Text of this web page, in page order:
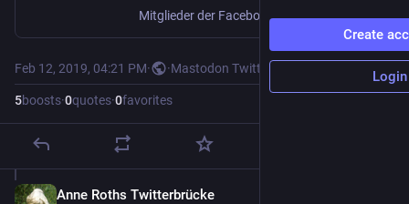
Mitglieder der Facebook-Gruppe La Ligue du LOL gingen jahrelang gezielt im Netz gegen Frauen vor. Dabei nutzen sie die Gruppe, um ihre Angriffe zu koordinieren.
Feb 12, 2019, 04:21 PM· ·Mastodon Twitter Crossposter
5boosts·0quotes·0favorites
Anne Roths Twitterbrücke
Create
Login